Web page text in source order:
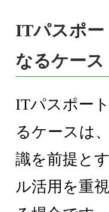
ITパスポー
なるケース
ITパスポー
るケースは
識を前提と
ル活用を重